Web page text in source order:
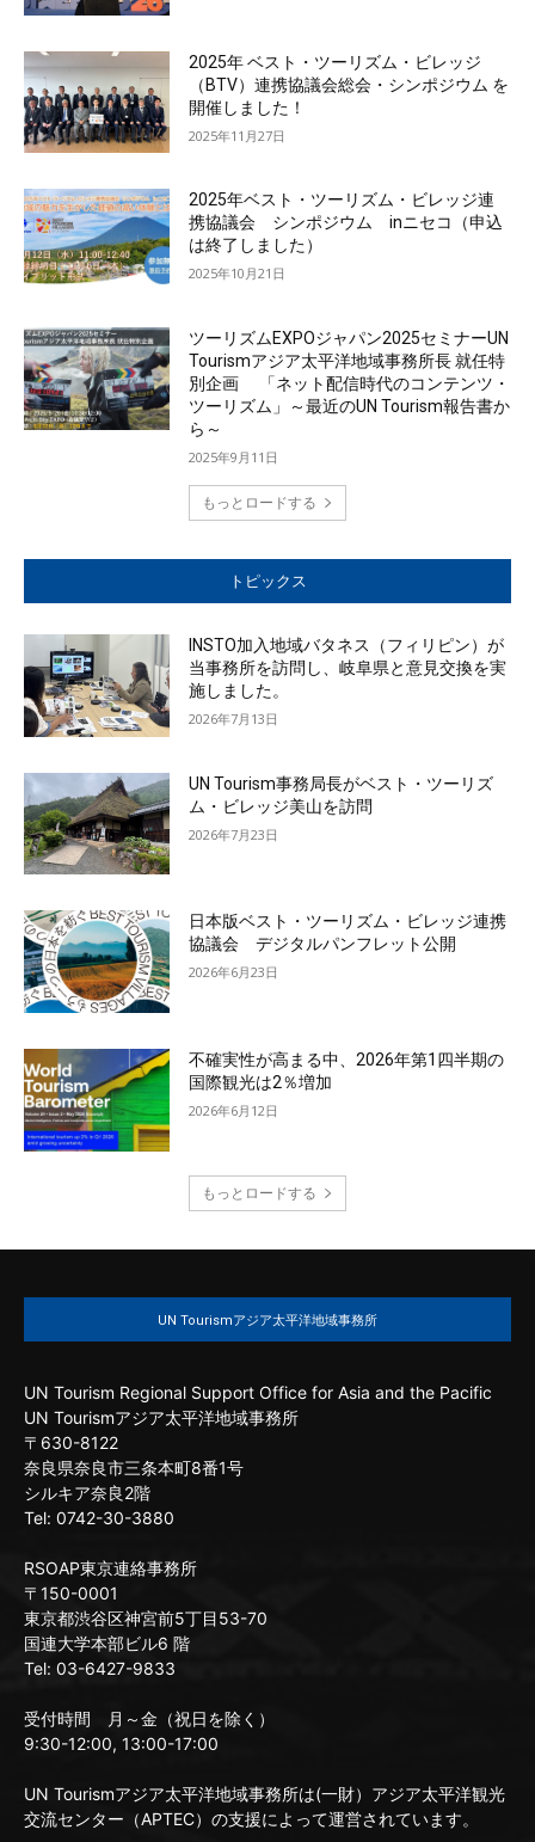
2025年 ベスト・ツーリズム・ビレッジ
（BTV）連携協議会総会・シンポジウム を
開催しました！
2025年11月27日
2025年ベスト・ツーリズム・ビレッジ連
携協議会 シンポジウム inニセコ（申込
は終了しました）
2025年10月21日
ツーリズムEXPOジャパン2025セミナーUN
Tourismアジア太平洋地域事務所長 就任特
別企画 「ネット配信時代のコンテンツ・
ツーリズム」～最近のUN Tourism報告書か
ら～
2025年9月11日
もっとロードする
トピックス
INSTO加入地域バタネス（フィリピン）が
当事務所を訪問し、岐阜県と意見交換を実
施しました。
2026年7月13日
UN Tourism事務局長がベスト・ツーリズ
ム・ビレッジ美山を訪問
2026年7月23日
日本版ベスト・ツーリズム・ビレッジ連携
協議会 デジタルパンフレット公開
2026年6月23日
不確実性が高まる中、2026年第1四半期の
国際観光は2％増加
2026年6月12日
もっとロードする
UN Tourismアジア太平洋地域事務所
UN Tourism Regional Support Office for Asia and the Pacific
UN Tourismアジア太平洋地域事務所
〒630-8122
奈良県奈良市三条本町8番1号
シルキア奈良2階
Tel: 0742-30-3880
RSOAP東京連絡事務所
〒150-0001
東京都渋谷区神宮前5丁目53-70
国連大学本部ビル6 階
Tel: 03-6427-9833
受付時間 月～金（祝日を除く）
9:30-12:00, 13:00-17:00
UN Tourismアジア太平洋地域事務所は(一財）アジア太平洋観光
交流センター（APTEC）の支援によって運営されています。